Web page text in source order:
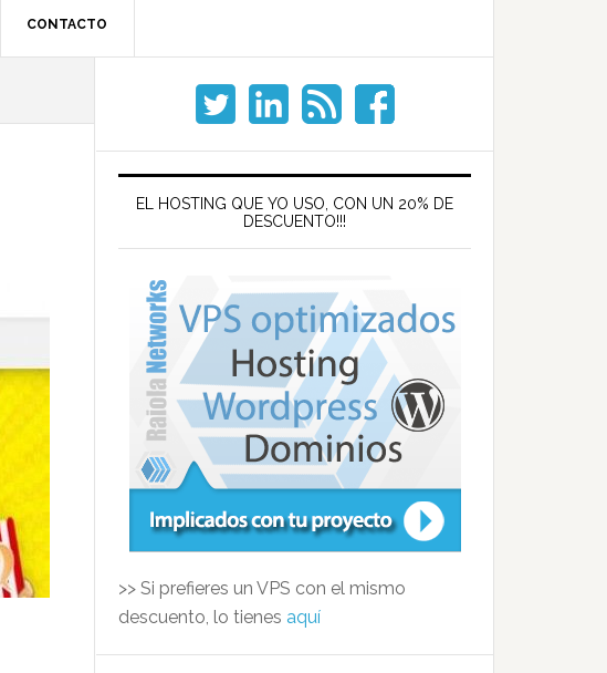
CONTACTO
EL HOSTING QUE YO USO, CON UN 20% DE
DESCUENTO!!!
>> Si prefieres un VPS con el mismo
descuento, lo tienes aquí